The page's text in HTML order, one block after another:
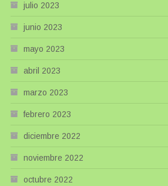
julio 2023
junio 2023
mayo 2023
abril 2023
marzo 2023
febrero 2023
diciembre 2022
noviembre 2022
octubre 2022